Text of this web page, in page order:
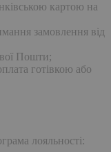
картою на
замовлення від
Пошти;
готівкою або
лояльності: